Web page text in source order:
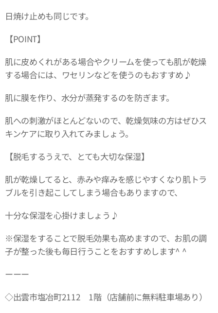
日焼け止めも同じです。
【POINT】
肌に皮めくれがある場合やクリームを使っても肌が乾燥
する場合には、ワセリンなどを使うのもおすすめ♪
肌に膜を作り、水分が蒸発するのを防ぎます。
肌への刺激がほとんどないので、乾燥気味の方はぜひス
キンケアに取り入れてみましょう。
【脱毛するうえで、とても大切な保湿】
肌が乾燥してると、赤みや痒みを感じやすくなり肌トラ
ブルを引き起こしてしまう場合もありますので、
十分な保湿を心掛けましょう♪
※保湿をすることで脱毛効果も高めますので、お肌の調
子が整った後も毎日行うことをおすすめします^ ^
ーーー
◇出雲市塩冶町2112 1階（店舗前に無料駐車場あり）